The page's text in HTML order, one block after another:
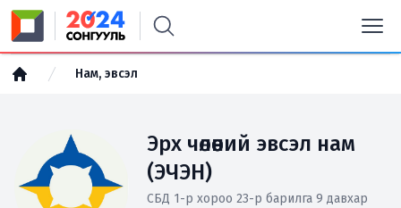
Нам, эвсэл
Эрх чөлөөний эвсэл нам
(ЭЧЭН)
СБД 1-р хороо 23-р барилга 9 давхар